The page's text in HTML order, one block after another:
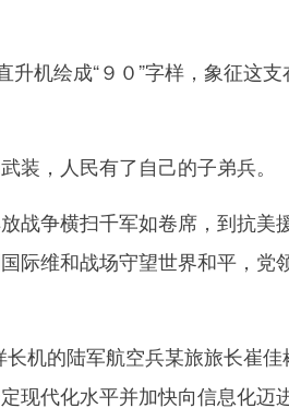
机绘成“９０”字样，象征这
，人民有了自己的子弟兵。
争横扫千军如卷席，到抗美
际维和战场守望世界和平，党
机的陆军航空兵某旅旅长崔
现代化水平并加快向信息化迈